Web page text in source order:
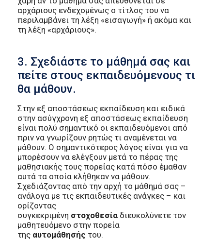
αρχάριους ενδεχομένως ο τίτλος του να
περιλαμβάνει τη λέξη «εισαγωγή» ή ακόμα και
τη λέξη «αρχάριους».
3. Σχεδιάστε το μάθημά σας και
πείτε στους εκπαιδευόμενους τι
θα μάθουν.
Στην εξ αποστάσεως εκπαίδευση και ειδικά
στην ασύγχρονη εξ αποστάσεως εκπαίδευση
είναι πολύ σημαντικό οι εκπαιδευόμενοι από
πριν να γνωρίζουν ρητώς τι αναμένεται να
μάθουν. Ο σημαντικότερος λόγος είναι για να
μπορέσουν να ελέγξουν μετά το πέρας της
μαθησιακής τους πορείας κατά πόσο έμαθαν
αυτά τα οποία κλήθηκαν να μάθουν.
Σχεδιάζοντας από την αρχή το μάθημά σας –
ανάλογα με τις εκπαιδευτικές ανάγκες – και
ορίζοντας
συγκεκριμένη στοχοθεσία διευκολύνετε τον
μαθητευόμενο στην πορεία
της αυτομάθησής του.